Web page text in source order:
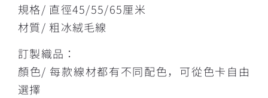
規格/ 直徑45/55/65厘米
材質/ 粗冰絨毛線
訂製織品：
顏色/ 每款線材都有不同配色，可從色卡自由
選擇